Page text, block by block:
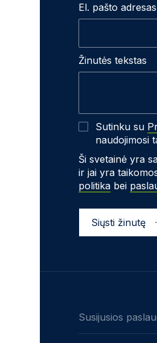
El. pašto
Žinutės tekstas
Sutinku su
naudojimosi
Ši svetainė yra
ir jai yra
politika bei
Siųsti žinutę
Susijusios